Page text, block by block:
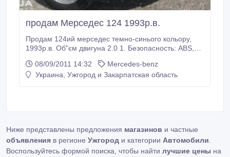
продам Мерседес 124 1993р.в.
Продам 124ий мерседес темно-синього кольору,
1993р.в. Об"єм двигуна 2.0 1. Безопасность: ABS,
Сигнализация, Центральный замок; 2. Комфорт:
Люк, Подогрев зеркал, Усилитель руля; 3.
08/09/2011 14:32
Mercedes-benz
Украина, Ужгород и Закарпатская область
Ниже представлены предложения магазинов и частные
объявления в регионе Ужгород и категории Автомобили
Воспользуйтесь формой поиска, чтобы найти лучшие цены на